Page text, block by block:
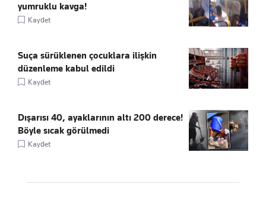
yumruklu kavga!
Kaydet
Suça sürüklenen çocuklara ilişkin
düzenleme kabul edildi
Kaydet
Dışarısı 40, ayaklarının altı 200 derece!
Böyle sıcak görülmedi
Kaydet